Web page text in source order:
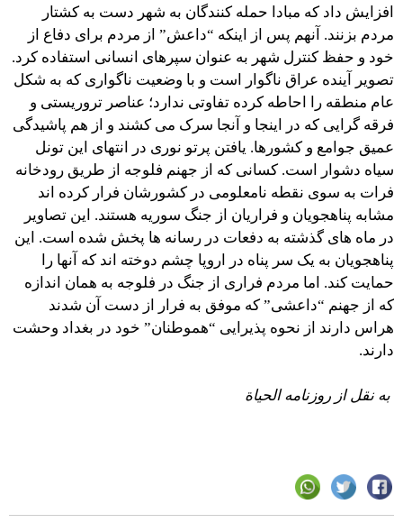
افزایش داد که مبادا حمله کنندگان به شهر دست به کشتار
مردم بزنند. آنهم پس از اینکه “داعش” از مردم برای دفاع از
خود و حفظ کنترل شهر به عنوان سپرهای انسانی استفاده کرد.
تصویر آینده عراق ناگوار است و با وضعیت ناگواری که به شکل
عام منطقه را احاطه کرده تفاوتی ندارد؛ عناصر تروریستی و
فرقه گرایی که در اینجا و آنجا سرک می کشند و از هم پاشیدگی
عمیق جوامع و کشورها. یافتن پرتو نوری در انتهای این تونل
سیاه دشوار است. کسانی که از جهنم فلوجه از طریق رودخانه
فرات به سوی نقطه نامعلومی در کشورشان فرار کرده اند
مشابه پناهجویان و فراریان از جنگ سوریه هستند. این تصاویر
در ماه های گذشته به دفعات در رسانه ها پخش شده است. این
پناهجویان به یک سر پناه در اروپا چشم دوخته اند که آنها را
حمایت کند. اما مردم فراری از جنگ در فلوجه به همان اندازه
که از جهنم “داعشی” که موفق به فرار از دست آن شدند
هراس دارند از نحوه پذیرایی “هموطنان” خود در بغداد وحشت
دارند.
به نقل از روزنامه الحیاة